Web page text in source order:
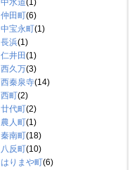
中水道(1)
仲田町(6)
中宝永町(1)
長浜(1)
仁井田(1)
西久万(3)
西秦泉寺(14)
西町(2)
廿代町(2)
農人町(1)
秦南町(18)
八反町(10)
はりまや町(6)